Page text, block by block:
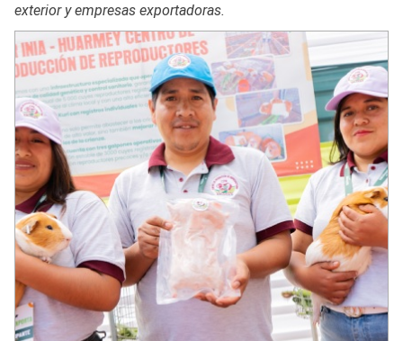
exterior y empresas exportadoras.